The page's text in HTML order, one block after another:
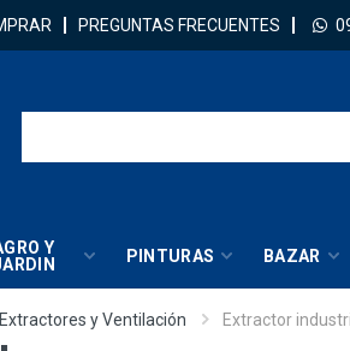
PREGUNTAS FRECUENTES
Y
PINTURAS BAZAR
Extractores y Ventilación Extractor